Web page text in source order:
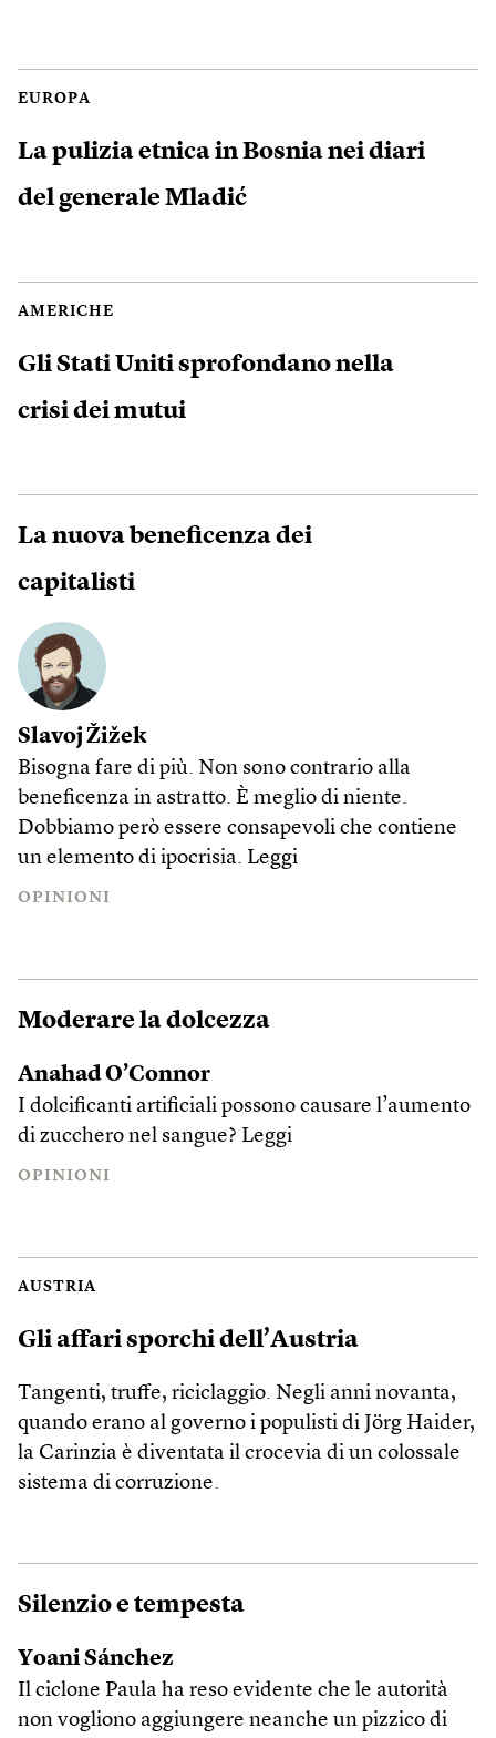
EUROPA
La pulizia etnica in Bosnia nei diari
del generale Mladić
AMERICHE
Gli Stati Uniti sprofondano nella
crisi dei mutui
La nuova beneficenza dei
capitalisti
Slavoj Žižek
Bisogna fare di più. Non sono contrario alla
beneficenza in astratto. È meglio di niente.
Dobbiamo però essere consapevoli che contiene
un elemento di ipocrisia. Leggi
OPINIONI
Moderare la dolcezza
Anahad O’Connor
I dolcificanti artificiali possono causare l’aumento
di zucchero nel sangue? Leggi
OPINIONI
AUSTRIA
Gli affari sporchi dell’Austria
Tangenti, truffe, riciclaggio. Negli anni novanta,
quando erano al governo i populisti di Jörg Haider,
la Carinzia è diventata il crocevia di un colossale
sistema di corruzione.
Silenzio e tempesta
Yoani Sánchez
Il ciclone Paula ha reso evidente che le autorità
non vogliono aggiungere neanche un pizzico di